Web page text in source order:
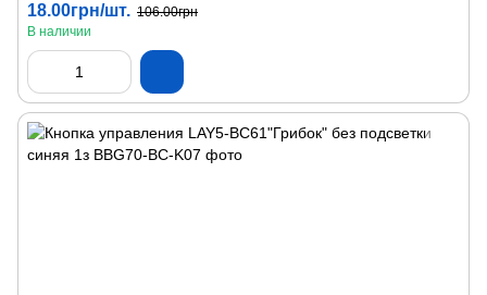
18.00грн/шт. 106.00грн
В наличии